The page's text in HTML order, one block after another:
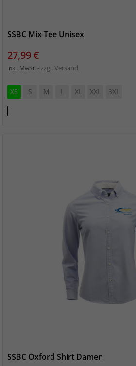
SSBC Mix Tee Unisex
Preis
27,99 €
inkl. MwSt. zzgl. Versand
XS S M L XL XXL 3XL
SSBC Oxford Shirt Damen